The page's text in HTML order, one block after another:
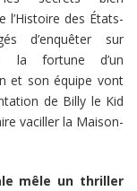
l’Histoire des États-
d’enquêter sur
la fortune d’un
et son équipe vont
de Billy le Kid
vaciller la Maison-
mêle un thriller